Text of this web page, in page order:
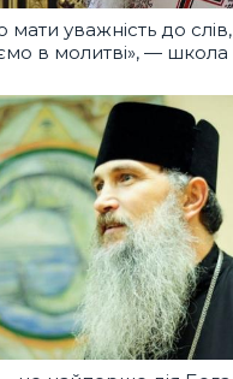
мати уважність до слів,
в молитві», — школа